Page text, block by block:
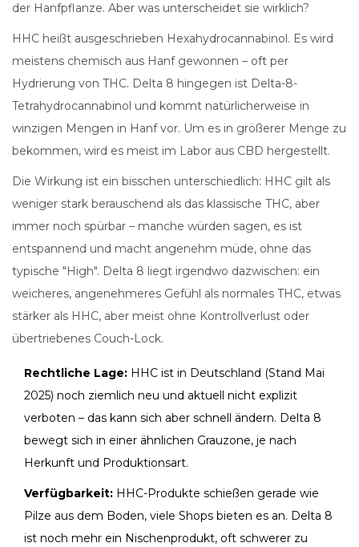
der Hanfpflanze. Aber was unterscheidet sie wirklich?
HHC heißt ausgeschrieben Hexahydrocannabinol. Es wird
meistens chemisch aus Hanf gewonnen – oft per
Hydrierung von THC. Delta 8 hingegen ist Delta-8-
Tetrahydrocannabinol und kommt natürlicherweise in
winzigen Mengen in Hanf vor. Um es in größerer Menge zu
bekommen, wird es meist im Labor aus CBD hergestellt.
Die Wirkung ist ein bisschen unterschiedlich: HHC gilt als
weniger stark berauschend als das klassische THC, aber
immer noch spürbar – manche würden sagen, es ist
entspannend und macht angenehm müde, ohne das
typische "High". Delta 8 liegt irgendwo dazwischen: ein
weicheres, angenehmeres Gefühl als normales THC, etwas
stärker als HHC, aber meist ohne Kontrollverlust oder
übertriebenes Couch-Lock.
Rechtliche Lage: HHC ist in Deutschland (Stand Mai
2025) noch ziemlich neu und aktuell nicht explizit
verboten – das kann sich aber schnell ändern. Delta 8
bewegt sich in einer ähnlichen Grauzone, je nach
Herkunft und Produktionsart.
Verfügbarkeit: HHC-Produkte schießen gerade wie
Pilze aus dem Boden, viele Shops bieten es an. Delta 8
ist noch mehr ein Nischenprodukt, oft schwerer zu